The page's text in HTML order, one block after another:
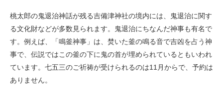
桃太郎の鬼退治神話が残る吉備津神社の境内には、鬼退治に関す
る文化財などが多数見られます。鬼退治にちなんだ神事も有名で
す。例えば、「鳴釜神事」は、焚いた釜の鳴る音で吉凶を占う神
事で、伝説ではこの釜の下に鬼の首が埋められているともいわれ
ています。七五三のご祈祷が受けられるのは11月からで、予約は
ありません。